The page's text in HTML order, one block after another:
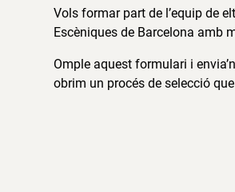
Vols formar part de l’equip de
Escèniques de Barcelona amb
Omple aquest formulari i
obrim un procés de selecció